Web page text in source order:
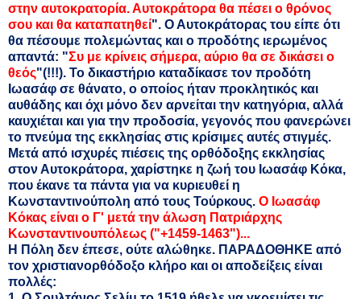
στην αυτοκρατορία. Αυτοκράτορα θα πέσει ο θρόνος
σου και θα καταπατηθεί". Ο Αυτοκράτορας του είπε ότι
θα πέσουμε πολεμώντας και ο προδότης ιερωμένος
απαντά: "Συ με κρίνεις σήμερα, αύριο θα σε δικάσει ο
θεός"(!!!). Το δικαστήριο καταδίκασε τον προδότη
Ιωασάφ σε θάνατο, ο οποίος ήταν προκλητικός και
αυθάδης και όχι μόνο δεν αρνείται την κατηγόρια, αλλά
καυχιέται και για την προδοσία, γεγονός που φανερώνει
το πνεύμα της εκκλησίας στις κρίσιμες αυτές στιγμές.
Μετά από ισχυρές πιέσεις της ορθόδοξης εκκλησίας
στον Αυτοκράτορα, χαρίστηκε η ζωή του Ιωασάφ Κόκα,
που έκανε τα πάντα για να κυριευθεί η
Κωνσταντινούπολη από τους Τούρκους. Ο Ιωασάφ
Κόκας είναι ο Γ' μετά την άλωση Πατριάρχης
Κωνσταντινουπόλεως ("+1459-1463")...
Η Πόλη δεν έπεσε, ούτε αλώθηκε. ΠΑΡΑΔΟΘΗΚΕ από
τον χριστιανορθόδοξο κλήρο και οι αποδείξεις είναι
πολλές: